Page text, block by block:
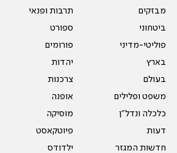
מבזקים
ביטחוני
פוליטי-מדיני
בארץ
בעולם
משפט ופלילים
כלכלה ונדל"ן
דעות
חדשות המגזר
תרבות ופנאי
ספורט
פורומים
יהדות
צרכנות
אופנה
מוסיקה
פיוטקאסט
ילדודס